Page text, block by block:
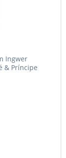
Ingwer
& Príncipe